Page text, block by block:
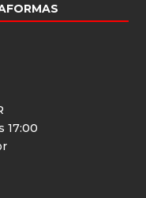
17:00